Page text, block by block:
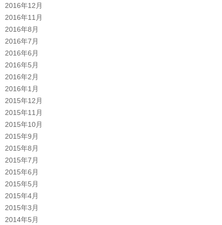
2016年12月
2016年11月
2016年8月
2016年7月
2016年6月
2016年5月
2016年2月
2016年1月
2015年12月
2015年11月
2015年10月
2015年9月
2015年8月
2015年7月
2015年6月
2015年5月
2015年4月
2015年3月
2014年5月